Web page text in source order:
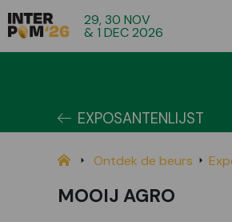
29, 30 NOV
& 1 DEC 2026
EXPOSANTENLIJST
Ontdek de beurs
MOOIJ AGRO